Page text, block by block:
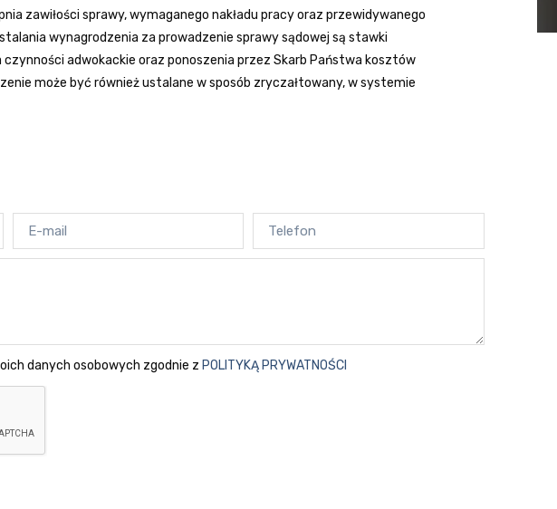
zawiłości sprawy, wymaganego nakładu pracy oraz przewidywanego
wynagrodzenia za prowadzenie sprawy sądowej są stawki
adwokackie oraz ponoszenia przez Skarb Państwa kosztów
może być również ustalane w sposób zryczałtowany, w systemie
danych osobowych zgodnie z POLITYKĄ PRYWATNOŚCI